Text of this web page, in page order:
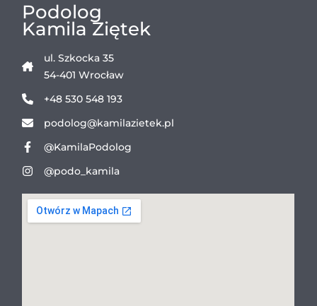
Podolog
Kamila Ziętek
ul. Szkocka 35
54-401 Wrocław
+48 530 548 193
podolog@kamilazietek.pl
@KamilaPodolog
@podo_kamila